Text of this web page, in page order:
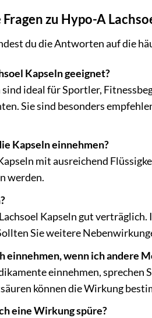
zu Hypo-A
du die Antworten auf die
Kapseln geeignet?
sind ideal für Sportler,
Sie sind besonders
Kapseln einnehmen?
mit ausreichend
werden.
Kapseln gut
Sie weitere
einnehmen, wenn ich andere
einnehmen,
können die Wirkung
eine Wirkung spüre?